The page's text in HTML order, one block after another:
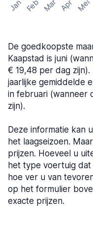
Jan Feb Mar Apr Mei
De goedkoopste
Kaapstad is juni
€ 19,48 per dag
jaarlijke gemiddelde
in februari (wanneer
zijn).
Deze informatie kan
het laagseizoen.
prijzen. Hoeveel u
het type voertuig
hoe ver u van
op het formulier
exacte prijzen.